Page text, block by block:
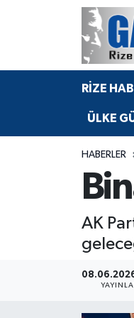
RİZE
ÜLKE
HABERLER
AK
BÖLGEMİZ
Bilim Teknoloji
Advertising
Merkez Nöbetçi
Merkez Hava
Merkez Trafik
Tüm Manşetler
Son Dakika
Haber Arşivi